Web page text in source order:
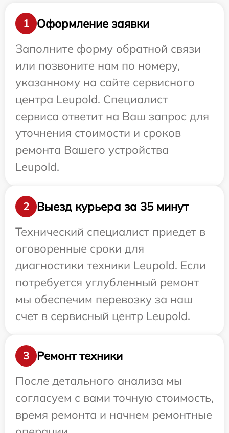
1
Оформление заявки
Заполните форму обратной связи
или позвоните нам по номеру,
указанному на сайте сервисного
центра Leupold. Специалист
сервиса ответит на Ваш запрос для
уточнения стоимости и сроков
ремонта Вашего устройства
Leupold.
2
Выезд курьера за 35 минут
Технический специалист приедет в
оговоренные сроки для
диагностики техники Leupold. Если
потребуется углубленный ремонт
мы обеспечим перевозку за наш
счет в сервисный центр Leupold.
3
Ремонт техники
После детального анализа мы
согласуем с вами точную стоимость,
время ремонта и начнем ремонтные